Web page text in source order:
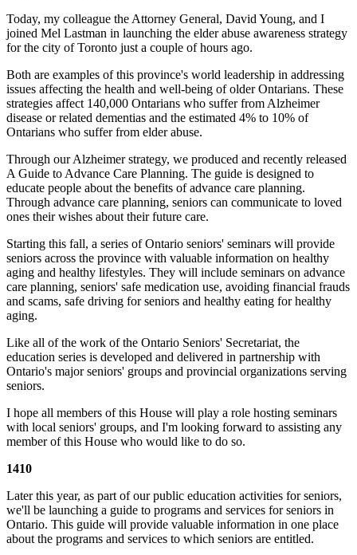
Today, my colleague the Attorney General, David Young, and I
joined Mel Lastman in launching the elder abuse awareness strategy
for the city of Toronto just a couple of hours ago.
Both are examples of this province's world leadership in addressing
issues affecting the health and well-being of older Ontarians. These
strategies affect 140,000 Ontarians who suffer from Alzheimer
disease or related dementias and the estimated 4% to 10% of
Ontarians who suffer from elder abuse.
Through our Alzheimer strategy, we produced and recently released
A Guide to Advance Care Planning. The guide is designed to
educate people about the benefits of advance care planning.
Through advance care planning, seniors can communicate to loved
ones their wishes about their future care.
Starting this fall, a series of Ontario seniors' seminars will provide
seniors across the province with valuable information on healthy
aging and healthy lifestyles. They will include seminars on advance
care planning, seniors' safe medication use, avoiding financial frauds
and scams, safe driving for seniors and healthy eating for healthy
aging.
Like all of the work of the Ontario Seniors' Secretariat, the
education series is developed and delivered in partnership with
Ontario's major seniors' groups and provincial organizations serving
seniors.
I hope all members of this House will play a role hosting seminars
with local seniors' groups, and I'm looking forward to assisting any
member of this House who would like to do so.
1410
Later this year, as part of our public education activities for seniors,
we'll be launching a guide to programs and services for seniors in
Ontario. This guide will provide valuable information in one place
about the programs and services to which seniors are entitled.